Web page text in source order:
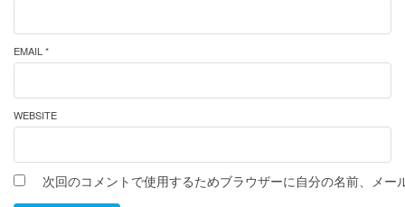
EMAIL *
WEBSITE
次回のコメントで使用するためブラウザーに自分の名前、メー